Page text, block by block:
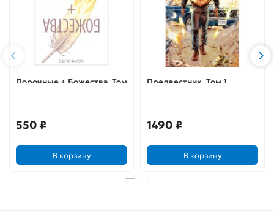
Порочные + Божества. Том
550 ₽
В корзину
Предвестник. Том 1.
1490 ₽
В корзину